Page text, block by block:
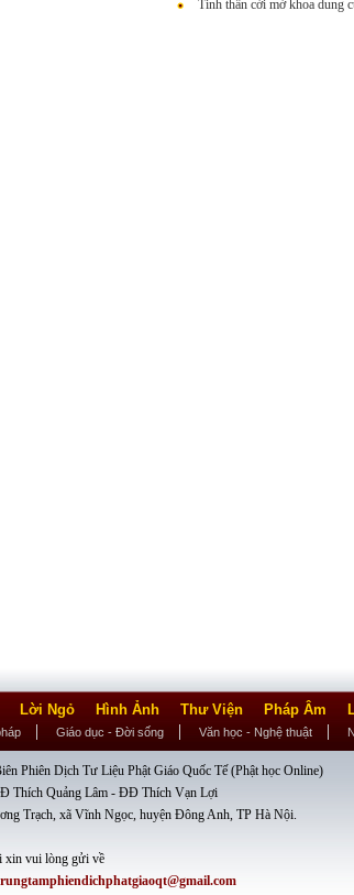
Tinh thần cởi mở khoa dung
Lời Ngỏ Hình Ảnh Thư Viện Pháp Âm
Giáo dục - Đời sống Văn học - Nghệ thuật
Phiên Dịch Tư Liệu Phật Giáo Quốc Tế (Phật học Online)
Thích Quảng Lâm - ĐĐ Thích Vạn Lợi
Trạch, xã Vĩnh Ngọc, huyện Đông Anh, TP Hà Nội.
xin vui lòng gửi về